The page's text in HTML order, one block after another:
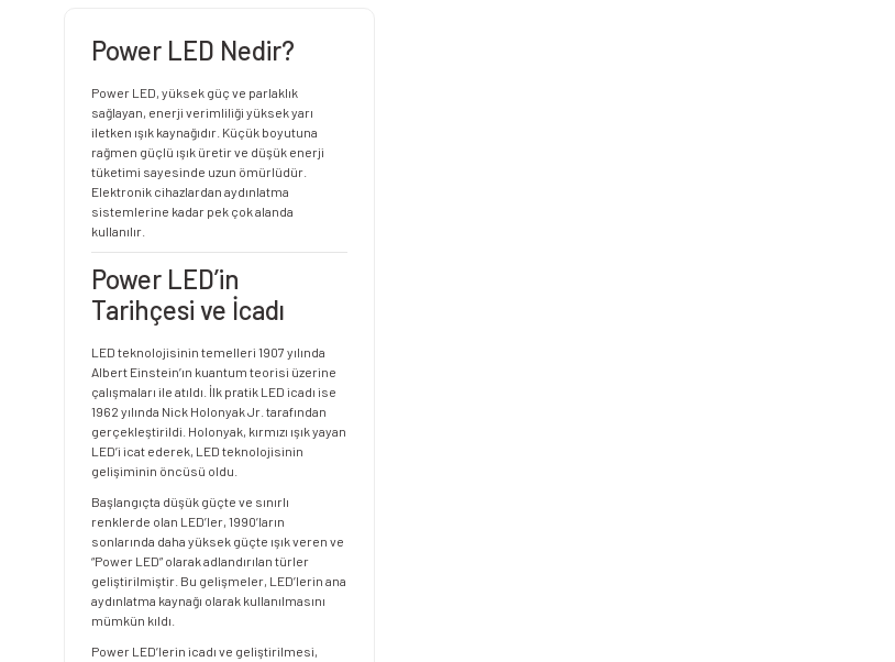
Power LED Nedir?
Power LED, yüksek güç ve parlaklık
sağlayan, enerji verimliliği yüksek yarı
iletken ışık kaynağıdır. Küçük boyutuna
rağmen güçlü ışık üretir ve düşük enerji
tüketimi sayesinde uzun ömürlüdür.
Elektronik cihazlardan aydınlatma
sistemlerine kadar pek çok alanda
kullanılır.
Power LED’in
Tarihçesi ve İcadı
LED teknolojisinin temelleri 1907 yılında
Albert Einstein’ın kuantum teorisi üzerine
çalışmaları ile atıldı. İlk pratik LED icadı ise
1962 yılında Nick Holonyak Jr. tarafından
gerçekleştirildi. Holonyak, kırmızı ışık yayan
LED’i icat ederek, LED teknolojisinin
gelişiminin öncüsü oldu.
Başlangıçta düşük güçte ve sınırlı
renklerde olan LED’ler, 1990’ların
sonlarında daha yüksek güçte ışık veren ve
“Power LED” olarak adlandırılan türler
geliştirilmiştir. Bu gelişmeler, LED’lerin ana
aydınlatma kaynağı olarak kullanılmasını
mümkün kıldı.
Power LED’lerin icadı ve geliştirilmesi,